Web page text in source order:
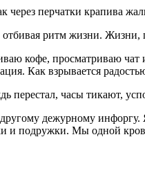
через перчатки крапива
ритм жизни. Жизни,
кофе, просматриваю
Как взрывается
перестал, часы тикают,
дежурному инфоргу.
и подружки. Мы одной